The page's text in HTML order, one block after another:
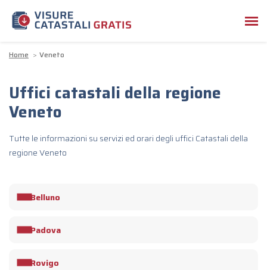
Home Veneto
Uffici catastali della regione
Veneto
Tutte le informazioni su servizi ed orari degli uffici Catastali della
regione Veneto
Belluno
Padova
Rovigo